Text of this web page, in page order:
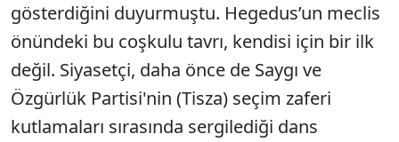
gösterdiğini duyurmuştu. Hegedus’un meclis
önündeki bu coşkulu tavrı, kendisi için bir ilk
değil. Siyasetçi, daha önce de Saygı ve
Özgürlük Partisi'nin (Tisza) seçim zaferi
kutlamaları sırasında sergilediği dans